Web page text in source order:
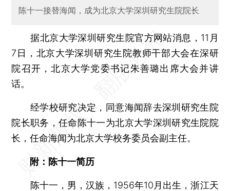
陈十一接替海闻，成为北京大学深圳研究生院院长
据北京大学深圳研究生院官方网站消息，11月
7日，北京大学深圳研究生院教师干部大会在深研
院召开，北京大学党委书记朱善璐出席大会并讲
话。
经学校研究决定，同意海闻辞去深圳研究生院
院长职务，任命陈十一为北京大学深圳研究生院院
长，任命海闻为北京大学校务委员会副主任。
附：陈十一简历
陈十一，男，汉族，1956年10月出生，浙江天